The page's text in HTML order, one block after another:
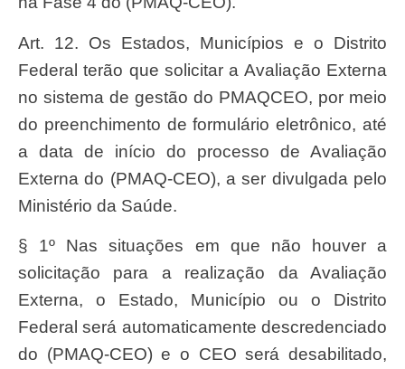
Art. 12. Os Estados, Municípios e o Distrito
Federal terão que solicitar a Avaliação Externa
no sistema de gestão do PMAQCEO, por meio
do preenchimento de formulário eletrônico, até
a data de início do processo de Avaliação
Externa do (PMAQ-CEO), a ser divulgada pelo
Ministério da Saúde.
§ 1º Nas situações em que não houver a
solicitação para a realização da Avaliação
Externa, o Estado, Município ou o Distrito
Federal será automaticamente descredenciado
do (PMAQ-CEO) e o CEO será desabilitado,